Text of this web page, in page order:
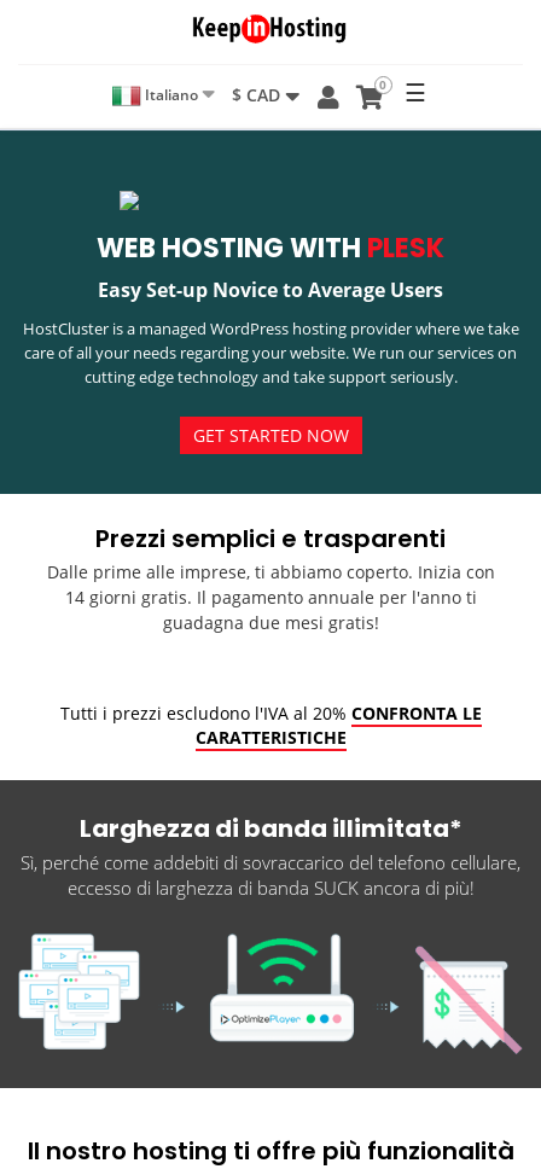
Italiano $ CAD 0 ☰
WEB HOSTING WITH PLESK
Easy Set-up Novice to Average Users
HostCluster is a managed WordPress hosting provider where we take
care of all your needs regarding your website. We run our services on
cutting edge technology and take support seriously.
GET STARTED NOW
Prezzi semplici e trasparenti
Dalle prime alle imprese, ti abbiamo coperto. Inizia con
14 giorni gratis. Il pagamento annuale per l'anno ti
guadagna due mesi gratis!
Tutti i prezzi escludono l'IVA al 20% CONFRONTA LE
CARATTERISTICHE
Larghezza di banda illimitata*
Sì, perché come addebiti di sovraccarico del telefono cellulare,
eccesso di larghezza di banda SUCK ancora di più!
Il nostro hosting ti offre più funzionalità